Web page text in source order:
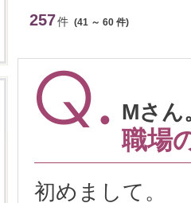
257件 (41 ～ 60 件)
Mさん
職場
初めまして。